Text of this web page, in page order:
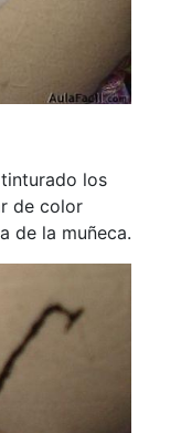
los
de color
de la muñeca.